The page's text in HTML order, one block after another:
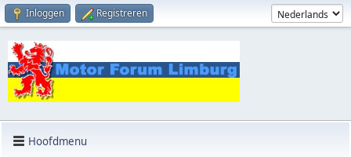
Inloggen Registreren
Hoofdmenu